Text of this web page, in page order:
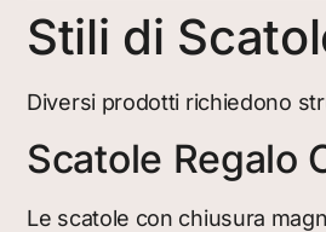
Stili di
Diversi prodotti richiedono
Scatole Regalo
Le scatole con chiusura